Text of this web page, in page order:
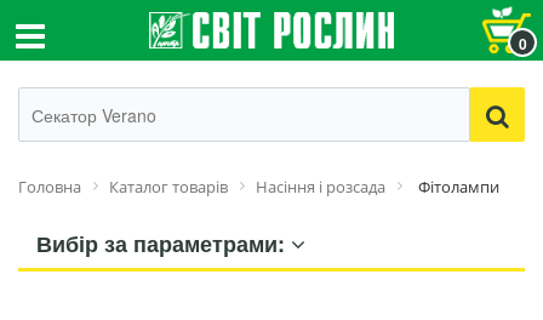
0
Головна Каталог товарів Насіння і розсада Фітолампи
Вибір за параметрами: